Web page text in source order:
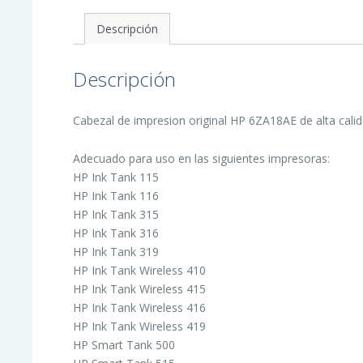
Descripción
Descripción
Cabezal de impresion original HP 6ZA18AE de alta
Adecuado para uso en las siguientes impresoras:
HP Ink Tank 115
HP Ink Tank 116
HP Ink Tank 315
HP Ink Tank 316
HP Ink Tank 319
HP Ink Tank Wireless 410
HP Ink Tank Wireless 415
HP Ink Tank Wireless 416
HP Ink Tank Wireless 419
HP Smart Tank 500